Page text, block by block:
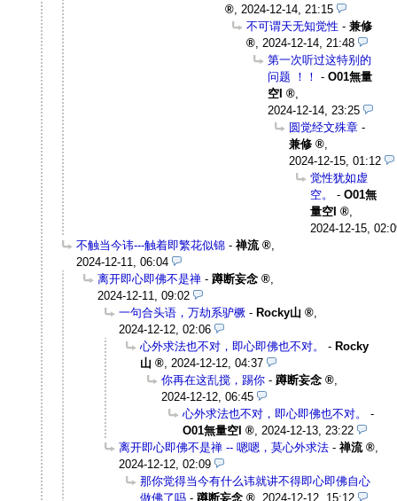
2024-12-14, 21:15
不可谓天无知觉性 - 兼修
2024-12-14, 21:48
第一次听过这特别的
问题 ！！ - O01無量
空I
2024-12-14, 23:25
圆觉经文殊章 -
兼修
2024-12-15, 01:12
觉性犹如虚
空。
- O01無
量空I
2024-12-15,
不触当今讳---触着即繁花似锦 - 禅流
2024-12-11, 06:04
离开即心即佛不是禅 - 蹲断妄念
2024-12-11, 09:02
一句合头语，万劫系驴橛 - Rocky山
2024-12-12, 02:06
心外求法也不对，即心即佛也不对。
- Rocky
山
2024-12-12, 04:37
你再在这乱搅，踢你 - 蹲断妄念
2024-12-12, 06:45
心外求法也不对，即心即佛也不对。
-
O01無量空I
2024-12-13, 23:22
离开即心即佛不是禅 -- 嗯嗯，莫心外求法 - 禅流
2024-12-12, 02:09
那你觉得当今有什么讳就讲不得即心即佛自心
做佛了吗 - 蹲断妄念 2024-12-12, 15:12